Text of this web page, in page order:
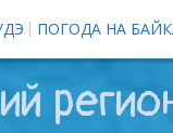
ПОГОДА НА